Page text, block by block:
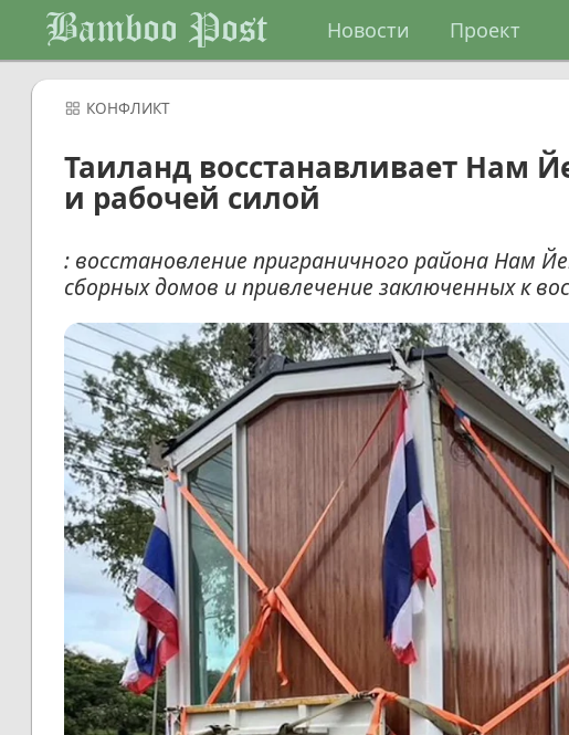
Bamboo Post Новости Проект
КОНФЛИКТ
Таиланд восстанавливает Нам
и рабочей силой
: восстановление приграничного района Нам
сборных домов и привлечение заключенных к